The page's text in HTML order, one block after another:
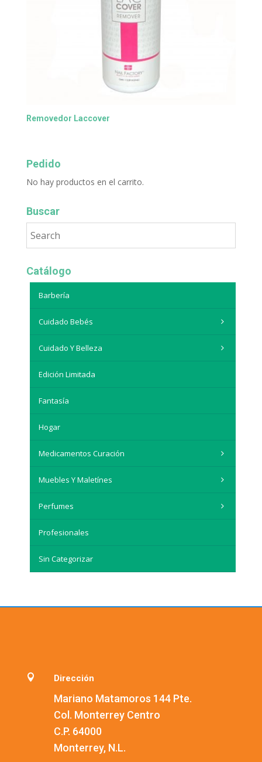
Removedor Laccover
Pedido
No hay productos en el carrito.
Buscar
Catálogo
Barbería
Cuidado Bebés
Cuidado Y Belleza
Edición Limitada
Fantasía
Hogar
Medicamentos Curación
Muebles Y Maletínes
Perfumes
Profesionales
Sin Categorizar
 Dirección
Mariano Matamoros 144 Pte.
Col. Monterrey Centro
C.P. 64000
Monterrey, N.L.